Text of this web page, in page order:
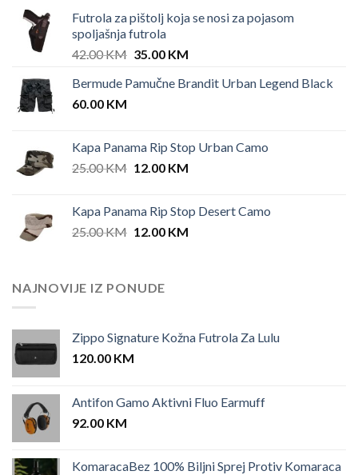
Futrola za pištolj koja se nosi za pojasom
spoljašnja futrola
42.00KM Original
was:
35.00 KMCurrent
is:
Bermude Pamučne Brandit Urban Legend Black
60.00 KM
Kapa Panama Rip Stop Urban Camo
25.00KM Original
25.00 KM.
12.00 KMCurrent
12.00 KM.
Kapa Panama Rip Stop Desert Camo
25.00KM Original
25.00 KM.
12.00 KMCurrent
NAJNOVIJE IZ PONUDE
Zippo Signature Kožna Futrola Za Lulu
120.00 KM
Antifon Gamo Aktivni Fluo Earmuff
92.00 KM
KomaracaBez 100% Biljni Sprej Protiv Komaraca